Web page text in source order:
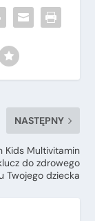
NASTĘPNY
Kids Multivitamin
do zdrowego
Twojego dziecka